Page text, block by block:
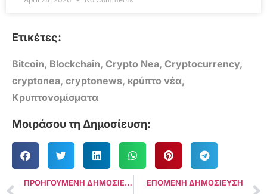
Ετικέτες:
Bitcoin, Blockchain, Crypto Nea, Cryptocurrency,
cryptonea, cryptonews, κρύπτο νέα,
Κρυπτονομίσματα
Μοιράσου τη Δημοσίευση:
ΠΡΟΗΓΟΥΜΕΝΗ ΔΗΜΟΣΙΕΥΣΗ ΕΠΟΜΕΝΗ ΔΗΜΟΣΙΕΥΣΗ